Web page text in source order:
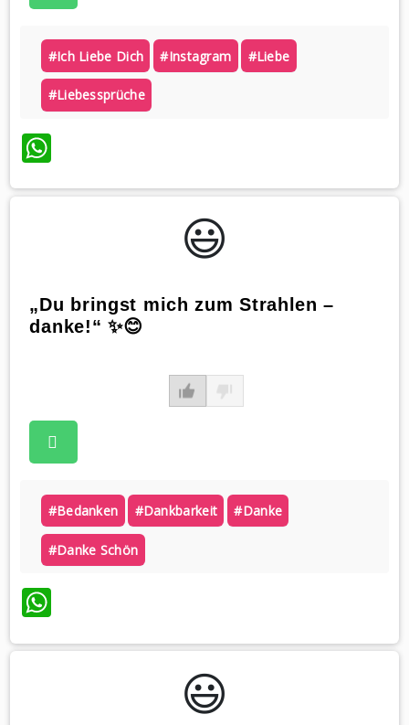
#ich Liebe Dich #instagram #liebe
#liebessprüche
WhatsApp
😃️
„Du bringst mich zum Strahlen –
danke!“ ✨😊
#bedanken #dankbarkeit #danke
#danke Schön
WhatsApp
😃️